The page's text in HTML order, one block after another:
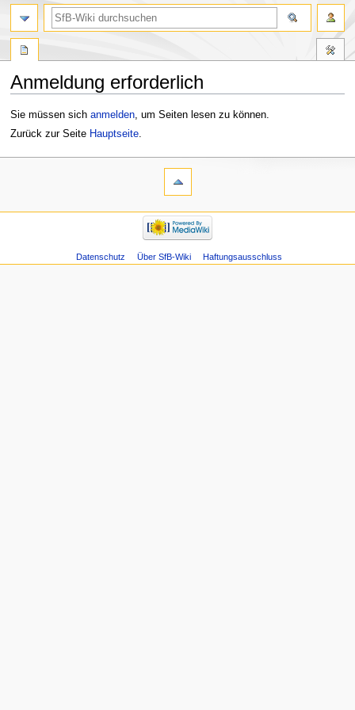
Anmeldung erforderlich
Zur
Navigation
Zur
Suche
Sie müssen sich anmelden, um Seiten lesen zu können.
Zurück zur Seite Hauptseite.
Datenschutz Über SfB-Wiki Haftungsausschluss